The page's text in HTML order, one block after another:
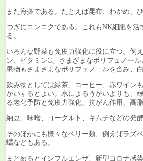
また海藻である。たとえば昆布、わかめ、
つぎにニンニクである。これもNK細胞を
る。
いろんな野菜も免疫力強化に役に立つ。例
ン、ビタミンC、さまざまなポリフェノー
果物もさまざまなポリフェノールを含み、
飲み物としては緑茶、コーヒー、赤ワイン
がいするとよい。水によるうがいよりも、
る老化予防と免疫力強化、抗がん作用、高
納豆、味噌、ヨーグルト、キムチなどの発
そのほかにも様々なベリー類、例えばラズ
蠣などもある。
まとめるとインフルエンザ、新型コロナ感